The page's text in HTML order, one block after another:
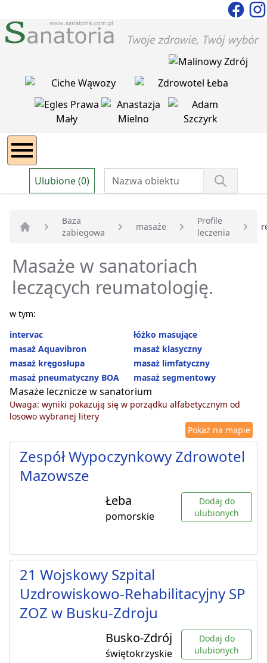
Ulubione (0)
Strona główna
Baza
zabiegowa
masaże
Profile
leczenia
Masaże w sanatoriach
leczących reumatologię.
w tym:
intervac
łóżko masujące
masaż Aquavibron
masaż klasyczny
masaż kręgosłupa
masaż limfatyczny
masaż pneumatyczny BOA
masaż segmentowy
Masaże lecznicze w sanatorium
Uwaga: wyniki pokazują się w porządku alfabetycznym od
losowo wybranej litery
Pokaż na mapie
Zespół Wypoczynkowy Zdrowotel
Mazowsze
Łeba
pomorskie
Dodaj do
ulubionych
21 Wojskowy Szpital
Uzdrowiskowo-Rehabilitacyjny SP
ZOZ w Busku-Zdroju
Busko-Zdrój
świętokrzyskie
Dodaj do
ulubionych